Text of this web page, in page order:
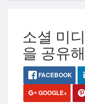
소셜 미
을 공유
FACEBOOK
GOOGLE+